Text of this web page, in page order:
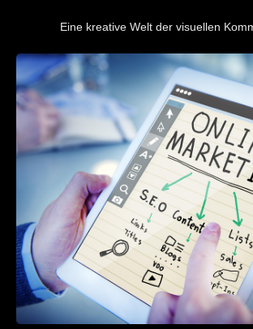
Eine kreative Welt der visuellen